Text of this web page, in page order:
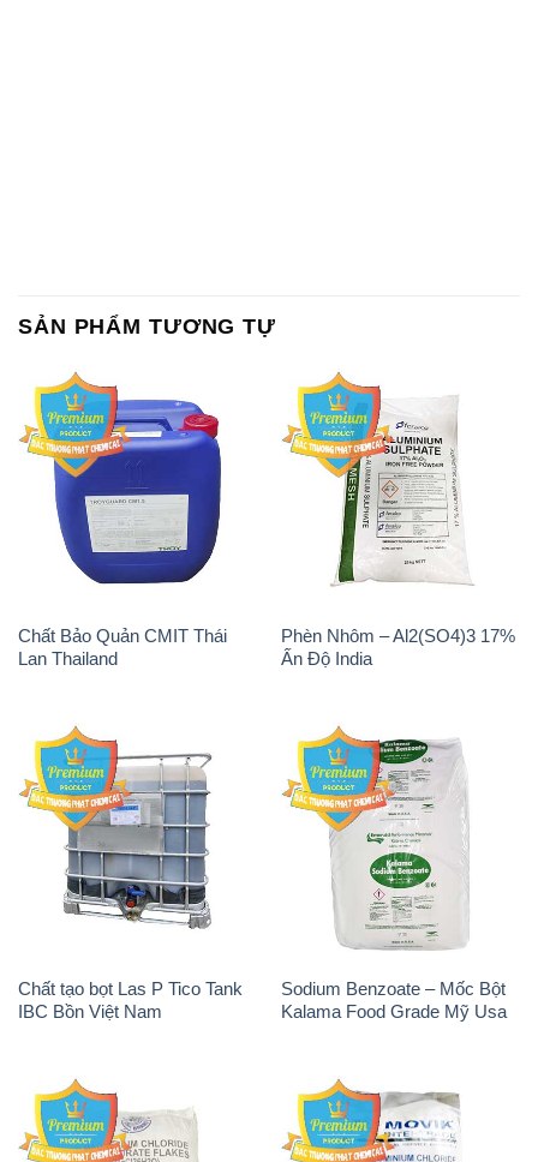
SẢN PHẨM TƯƠNG TỰ
Chất Bảo Quản CMIT Thái
Lan Thailand
Phèn Nhôm – Al2(SO4)3 17%
Ấn Độ India
Chất tạo bọt Las P Tico Tank
IBC Bồn Việt Nam
Sodium Benzoate – Mốc Bột
Kalama Food Grade Mỹ Usa